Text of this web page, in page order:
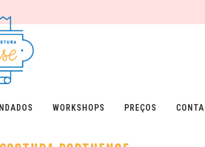
WORKSHOPS PREÇOS